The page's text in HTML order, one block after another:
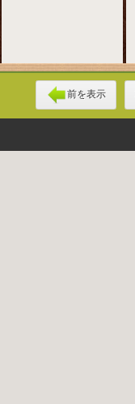
前を表示